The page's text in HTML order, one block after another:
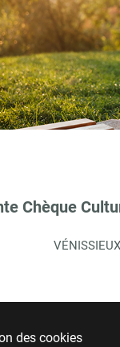
Chèque
VÉNISSIEUX
des cookies